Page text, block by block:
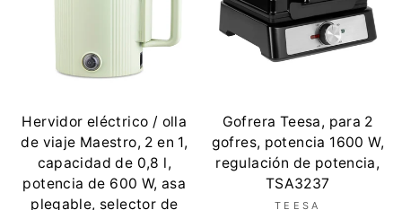
Hervidor eléctrico / olla
de viaje Maestro, 2 en 1,
capacidad de 0,8 l,
potencia de 600 W, asa
plegable, selector de
Gofrera Teesa, para 2
gofres, potencia 1600 W,
regulación de potencia,
TSA3237
TEESA